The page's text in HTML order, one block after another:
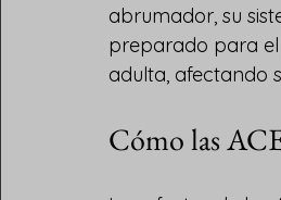
abrumador, su
preparado para el
adulta, afectando
Cómo las